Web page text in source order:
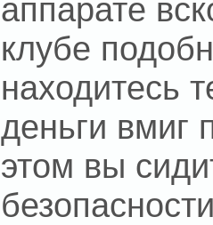
аппарате
клубе
находитесь
деньги вмиг
этом вы